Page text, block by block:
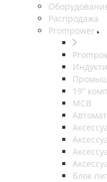
Распродажа
Prompower
19“
MCB
Блок